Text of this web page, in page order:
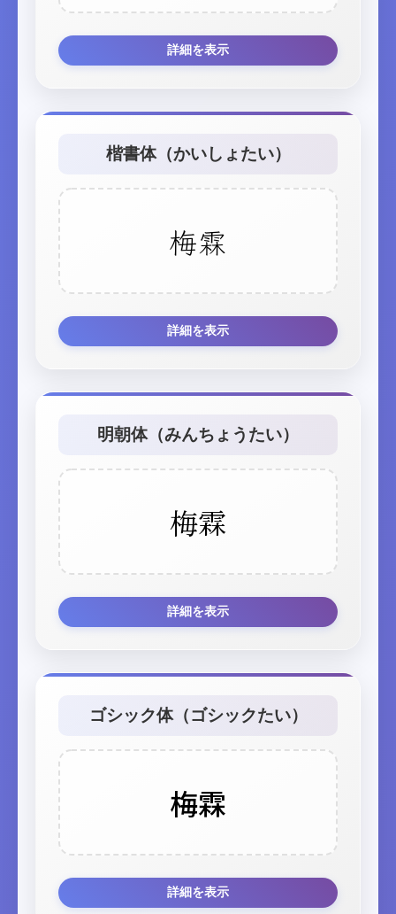
詳細を表示
楷書体（かいしょたい）
梅霖
詳細を表示
明朝体（みんちょうたい）
梅霖
詳細を表示
ゴシック体（ゴシックたい）
梅霖
詳細を表示